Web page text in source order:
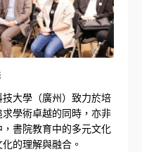
大學（廣州）致力於培
學術卓越的同時，亦非
書院教育中的多元文化
的理解與融合。